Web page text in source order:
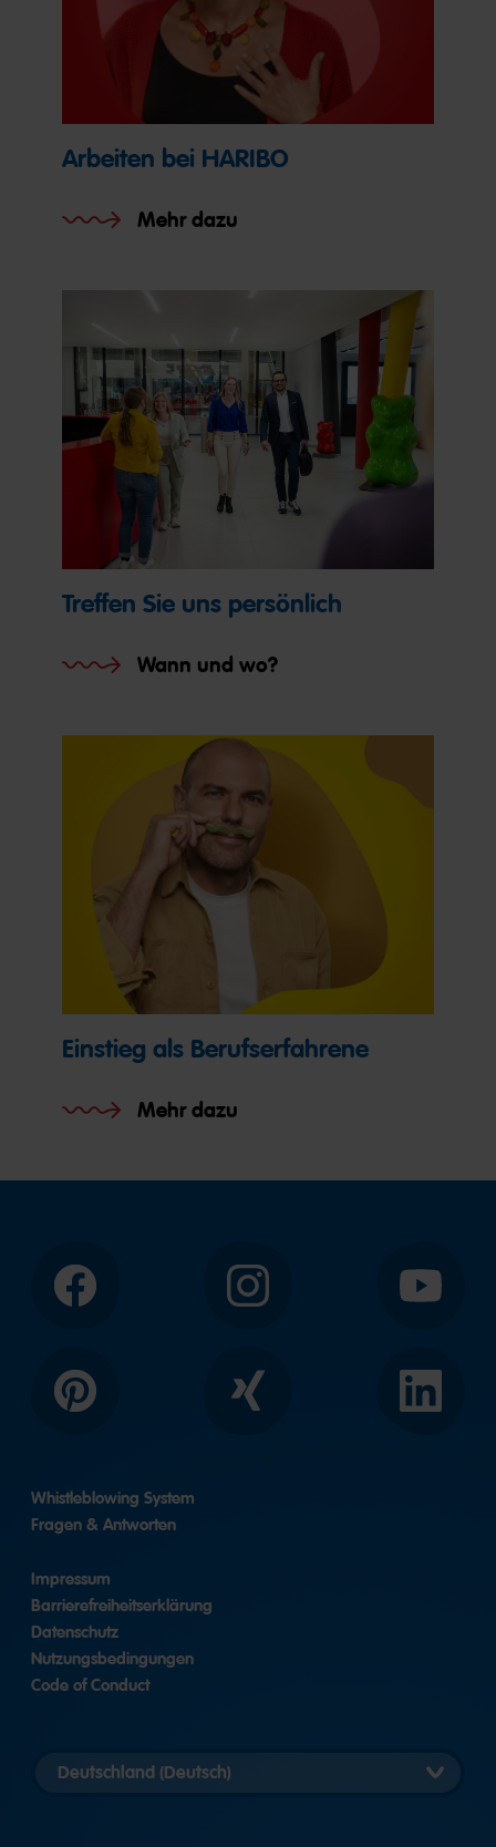
Arbeiten bei HARIBO
Mehr dazu
Treffen Sie uns persönlich
Wann und wo?
Einstieg als Berufserfahrene
Mehr dazu
Facebook Instagram YouTube
Pinterest Xing LinkedIn
Whistleblowing System
Fragen & Antworten
Impressum
Barrierefreiheitserklärung
Datenschutz
Nutzungsbedingungen
Code of Conduct
Länderversion
auswählen